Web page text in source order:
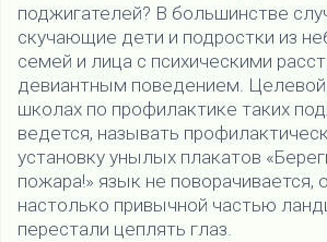
поджигателей? В большинстве
скучающие дети и подростки из
семей и лица с психическими
девиантным поведением.
школах по профилактике таких
ведется, называть
установку унылых плакатов
пожара!» язык не поворачивается,
настолько привычной частью
перестали цеплять глаз.